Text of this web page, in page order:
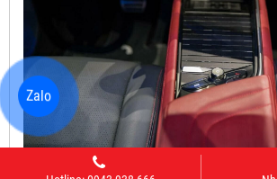
Trang bị hệ thống sạc điện thoại không
Zalo